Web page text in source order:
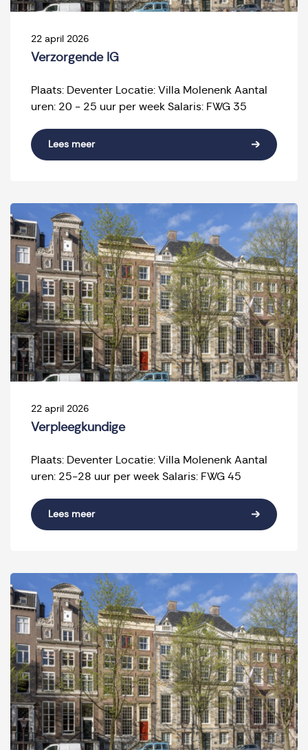
22 april 2026
Verzorgende IG
Plaats: Deventer Locatie: Villa Molenenk Aantal
uren: 20 - 25 uur per week Salaris: FWG 35
Lees meer
22 april 2026
Verpleegkundige
Plaats: Deventer Locatie: Villa Molenenk Aantal
uren: 25-28 uur per week Salaris: FWG 45
Lees meer